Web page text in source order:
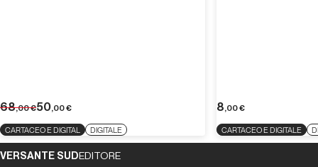
68,00€50,00€
CARTACEO E DIGITAL DIGITALE
8,00€
CARTACEO E DIGITALE
VERSANTE SUDEDITORE